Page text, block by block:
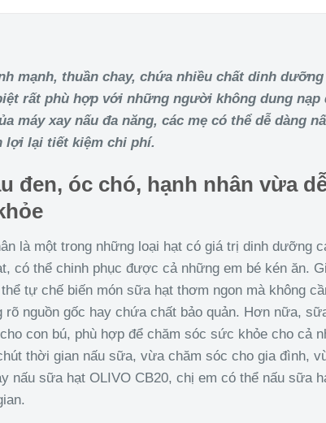
mạnh, thuần chay, chứa nhiều chất dinh
rất phù hợp với những người không dung nạp
máy xay nấu đa năng, các mẹ có thể dễ dàng
lợi lại tiết kiệm chi phí.
đen, óc chó, hạnh nhân vừa
là một trong những loại hạt có giá trị dinh dưỡng
có thể chinh phục được cả những em bé kén ăn.
tự chế biến món sữa hạt thơm ngon mà không
rõ nguồn gốc hay chứa chất bảo quản. Hơn nữa,
con bú, phù hợp để chăm sóc sức khỏe cho cả
thời gian nấu sữa, vừa chăm sóc cho gia đình,
nấu sữa hạt OLIVO CB20, chị em có thể nấu sữa